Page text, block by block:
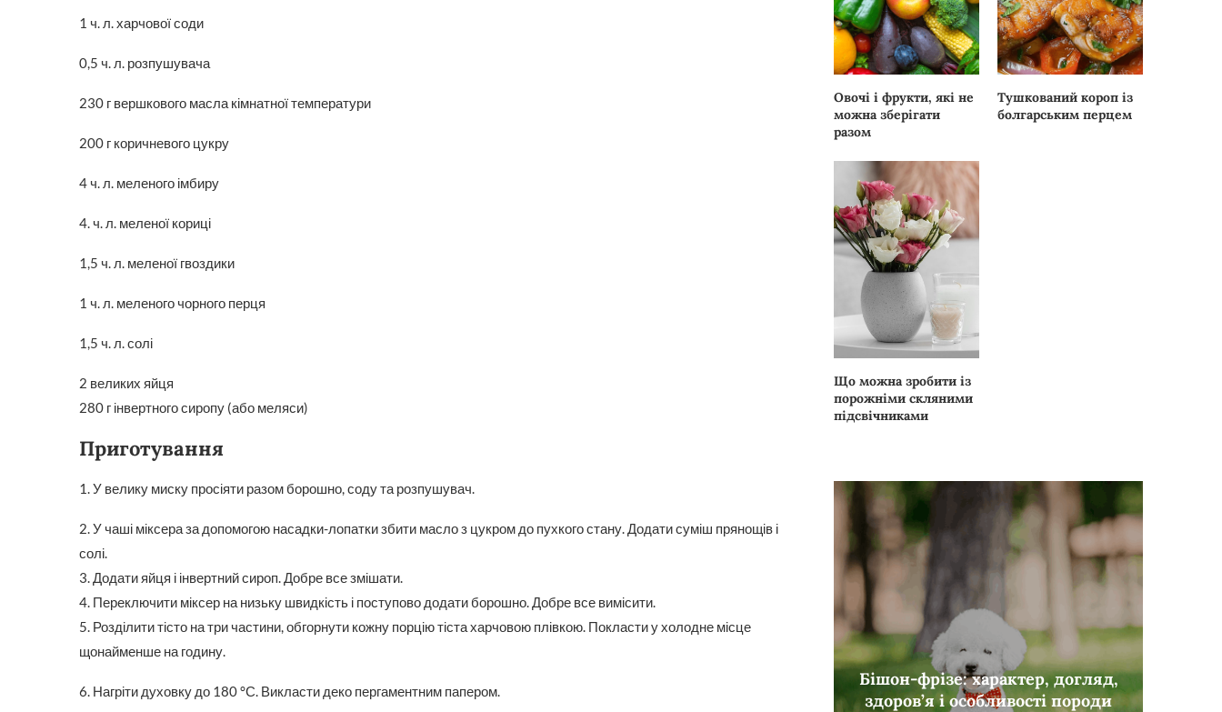
1 ч. л. харчової соди
0,5 ч. л. розпушувача
230 г вершкового масла кімнатної температури
200 г коричневого цукру
4 ч. л. меленого імбиру
4. ч. л. меленої кориці
1,5 ч. л. меленої гвоздики
1 ч. л. меленого чорного перця
1,5 ч. л. солі
2 великих яйця
280 г інвертного сиропу (або меляси)
Приготування
1. У велику миску просіяти разом борошно, соду та розпушувач.
2. У чаші міксера за допомогою насадки-лопатки збити масло з цукром до пухкого стану. Додати суміш прянощів і
солі.
3. Додати яйця і інвертний сироп. Добре все змішати.
4. Переключити міксер на низьку швидкість і поступово додати борошно. Добре все вимісити.
5. Розділити тісто на три частини, обгорнути кожну порцію тіста харчовою плівкою. Покласти у холодне місце
щонайменше на годину.
6. Нагріти духовку до 180 °С. Викласти деко пергаментним папером.
Овочі і фрукти, які не
можна зберігати
разом
Тушкований короп із
болгарським перцем
Що можна зробити із
порожніми скляними
підсвічниками
Бішон-фрізе: характер, догляд,
здоров’я і особливості породи